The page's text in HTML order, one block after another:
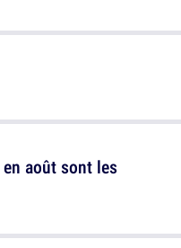
août sont les